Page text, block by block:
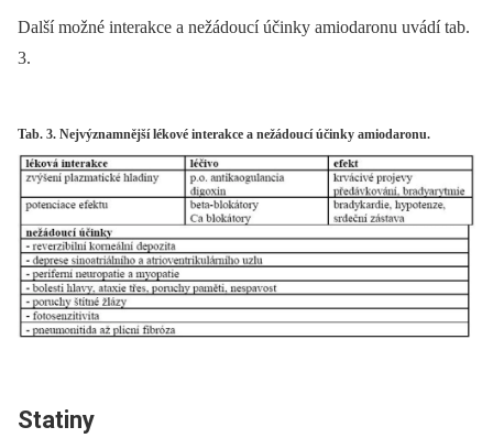
Další možné interakce a nežádoucí účinky amiodaronu uvádí tab.
3.
Tab. 3. Nejvýznamnější lékové interakce a nežádoucí účinky amiodaronu.
Statiny